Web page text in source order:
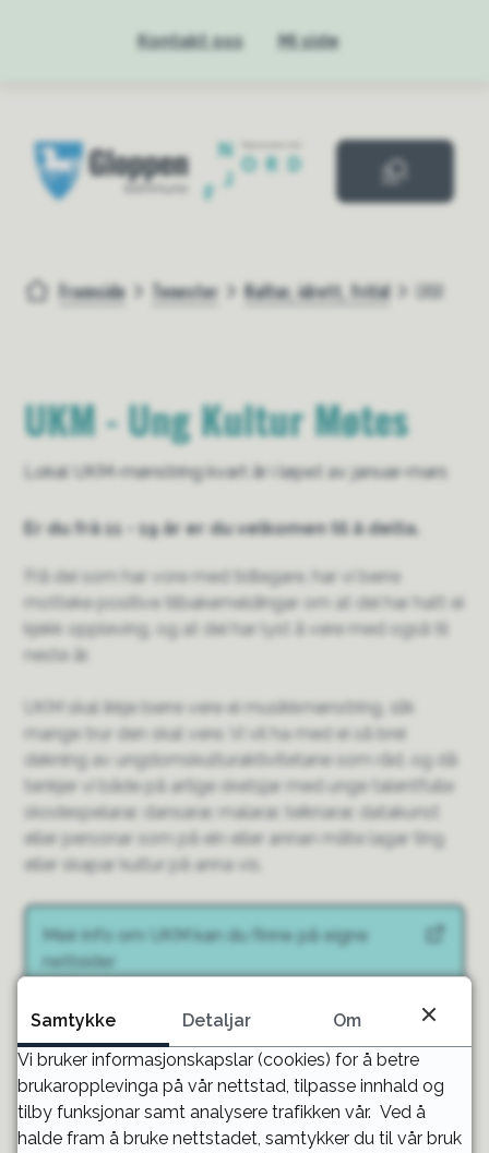
Kontakt oss Mi side
Du er her:
Framside Tenester Kultur, idrett, fritid UKM
UKM - Ung Kultur Møtes
Lokal UKM-mønstring kvart år i løpet av januar-mars
Er du frå 11 - 19 år er du velkomen til å delta.
Frå dei som har vore med tidlegare, har vi berre
motteke positive tilbakemeldingar om at dei har hatt ei
kjekk oppleving, og at dei har lyst å vere med også til
neste år.
UKM skal ikkje berre vere ei musikkmønstring, slik
mange trur den skal vere. Vi vil ha med ei så brei
dekning av ungdomskulturaktivitetane som råd, og då
tenkjer vi både på artige sketsjar med unge talentfulle
skodespelarar, dansarar, malarar, teiknarar, datakunst
eller personar som på ein eller annan måte lagar ting
eller skapar kultur på anna vis.
Meir info om UKM kan du finne på eigne
nettsider
Kontaktperson
Bjarne Iestra, Gloppen ungdomsskule på
Publisert 14.12.2022 14.00
Samtykke Detaljar
Om
Vi bruker informasjonskapslar (cookies) for å betre
brukaropplevinga på vår nettstad, tilpasse innhald og
tilby funksjonar samt analysere trafikken vår. Ved å
halde fram å bruke nettstadet, samtykker du til vår bruk